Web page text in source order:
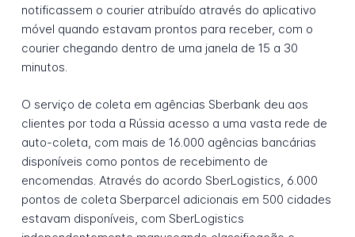
notificassem o courier atribuído através do aplicativo
móvel quando estavam prontos para receber, com o
courier chegando dentro de uma janela de 15 a 30
minutos.
O serviço de coleta em agências Sberbank deu aos
clientes por toda a Rússia acesso a uma vasta rede de
auto-coleta, com mais de 16.000 agências bancárias
disponíveis como pontos de recebimento de
encomendas. Através do acordo SberLogistics, 6.000
pontos de coleta Sberparcel adicionais em 500 cidades
estavam disponíveis, com SberLogistics